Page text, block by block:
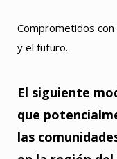
Comprometidos
y el futuro.
El siguiente
que
las